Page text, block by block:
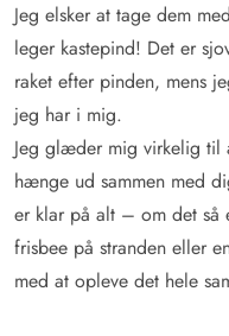
Jeg elsker at tage dem
leger kastepind! Det er
raket efter pinden, mens
jeg har i mig.
Jeg glæder mig virkelig
hænge ud sammen med
er klar på alt – om det så
frisbee på stranden eller
med at opleve det hele